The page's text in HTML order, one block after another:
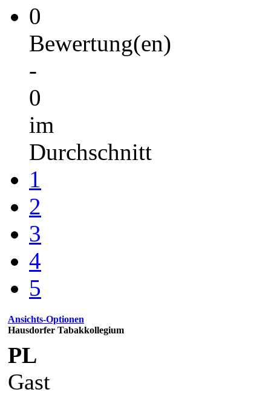
0
Bewertung(en)
-
0
im
Durchschnitt
1
2
3
4
5
Ansichts-Optionen
Hausdorfer Tabakkollegium
PL
Gast